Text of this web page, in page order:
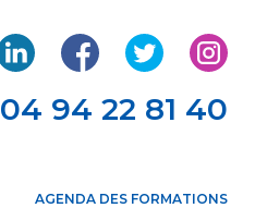
04 94 22 81 40
AGENDA DES FORMATIONS